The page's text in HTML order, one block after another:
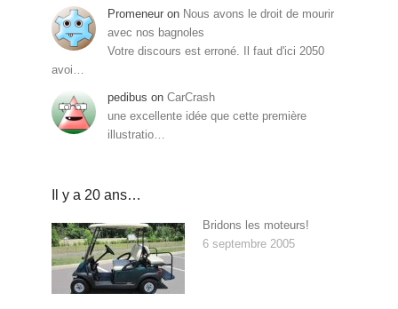
Promeneur on Nous avons le droit de mourir
avec nos bagnoles
Votre discours est erroné. Il faut d'ici 2050
avoi…
pedibus on CarCrash
une excellente idée que cette première
illustratio…
Il y a 20 ans…
Bridons les moteurs!
6 septembre 2005